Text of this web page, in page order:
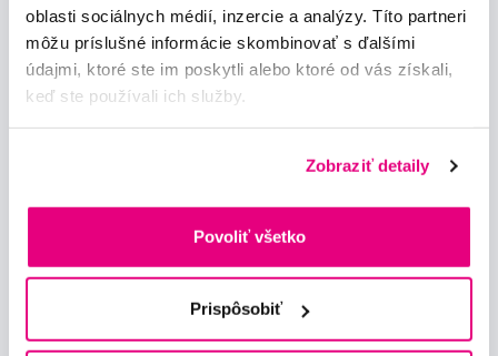
oblasti sociálnych médií, inzercie a analýzy. Títo partneri
môžu príslušné informácie skombinovať s ďalšími
údajmi, ktoré ste im poskytli alebo ktoré od vás získali,
keď ste používali ich služby.
Zobraziť detaily
Povoliť všetko
Prispôsobiť
info@profimed.eu
Vše o nákupu
Chci dostávat informace o novinkách a akčních nabídkách
a souhlasím se